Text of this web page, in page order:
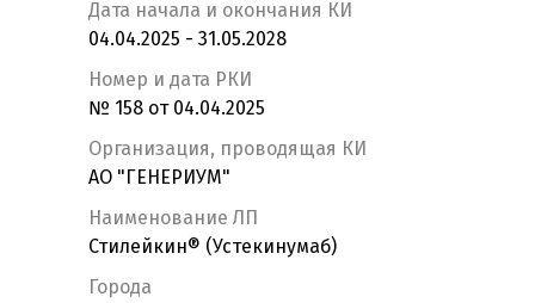
Дата начала и окончания КИ
04.04.2025 - 31.05.2028
Номер и дата РКИ
№ 158 от 04.04.2025
Организация, проводящая КИ
АО "ГЕНЕРИУМ"
Наименование ЛП
Стилейкин® (Устекинумаб)
Города